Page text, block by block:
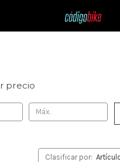
y
precio
Clasificar por: